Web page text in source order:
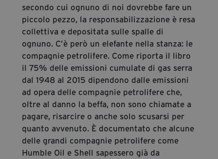
secondo cui ognuno di noi dovrebbe fare un
piccolo pezzo, la responsabilizzazione è resa
collettiva e depositata sulle spalle di
ognuno. C’è però un elefante nella stanza: le
compagnie petrolifere. Come riporta il libro
il 75% delle emissioni cumulate di gas serra
dal 1948 al 2015 dipendono dalle emissioni
ad opera delle compagnie petrolifere che,
oltre al danno la beffa, non sono chiamate a
pagare, risarcire o anche solo scusarsi per
quanto avvenuto. È documentato che alcune
delle grandi compagnie petrolifere come
Humble Oil e Shell sapessero già da